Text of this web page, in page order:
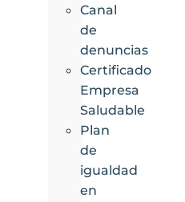
Canal
de
denuncias
Certificado
Empresa
Saludable
Plan
de
igualdad
en